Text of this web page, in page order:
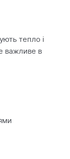
тепло і
важливе в